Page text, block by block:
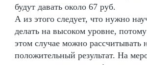
будут давать около 67 руб.
А из этого следует, что нужно
делать на высоком уровне,
этом случае можно рассчитывать
положительный результат. На